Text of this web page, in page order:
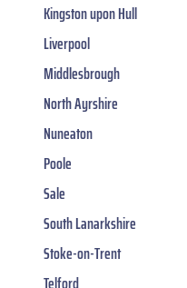
Kingston upon Hull
Liverpool
Middlesbrough
North Ayrshire
Nuneaton
Poole
Sale
South Lanarkshire
Stoke-on-Trent